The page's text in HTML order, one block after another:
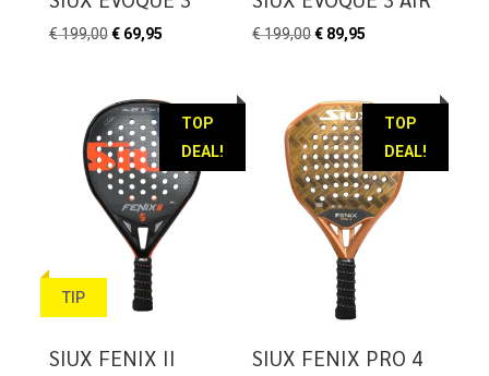
€199,00 Oorspronkelijke
€ 199,00.
€69,95Huidige
€ 69,95.
€199,00Oorspronkelijke
€ 199,00.
€ 89,95
€ 89,95.
TOP
DEAL!
TIP
SIUX FENIX II
TOP
DEAL!
SIUX FENIX PRO 4